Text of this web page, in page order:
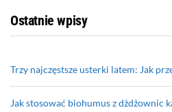
Ostatnie wpisy
Trzy najczęstsze usterki latem: Jak
Jak stosować biohumus z dżdżownic